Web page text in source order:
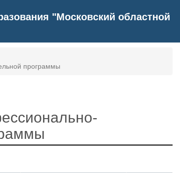
"Московский областной
программы